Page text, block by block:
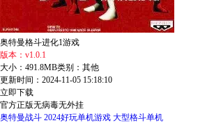
奥特曼格斗进化1游戏
版本：v1.0.1
大小：491.8MB类别：其他
更新时间：2024-11-05 15:18:10
立即下载
官方正版无病毒无外挂
奥特曼战斗 2024好玩单机游戏 大型格斗单机